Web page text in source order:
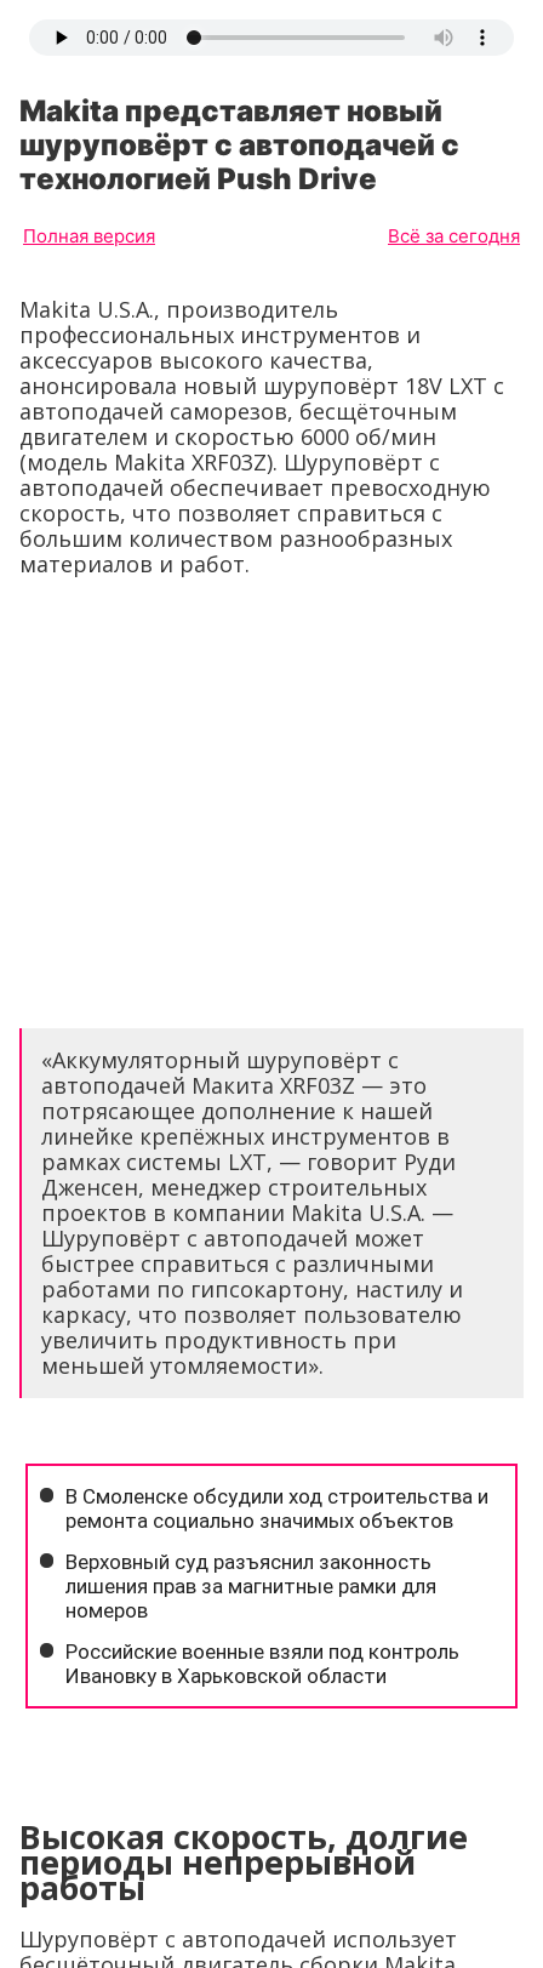
Makita представляет новый
шуруповёрт с автоподачей с
технологией Push Drive
Полная версия Всё за сегодня
Makita U.S.A., производитель
профессиональных инструментов и
аксессуаров высокого качества,
анонсировала новый шуруповёрт 18V LXT с
автоподачей саморезов, бесщёточным
двигателем и скоростью 6000 об/мин
(модель Makita XRF03Z). Шуруповёрт с
автоподачей обеспечивает превосходную
скорость, что позволяет справиться с
большим количеством разнообразных
материалов и работ.
«Аккумуляторный шуруповёрт с
автоподачей Макита XRF03Z — это
потрясающее дополнение к нашей
линейке крепёжных инструментов в
рамках системы LXT, — говорит Руди
Дженсен, менеджер строительных
проектов в компании Makita U.S.A. —
Шуруповёрт с автоподачей может
быстрее справиться с различными
работами по гипсокартону, настилу и
каркасу, что позволяет пользователю
увеличить продуктивность при
меньшей утомляемости».
Высокая скорость, долгие
периоды непрерывной
работы
Шуруповёрт с автоподачей использует